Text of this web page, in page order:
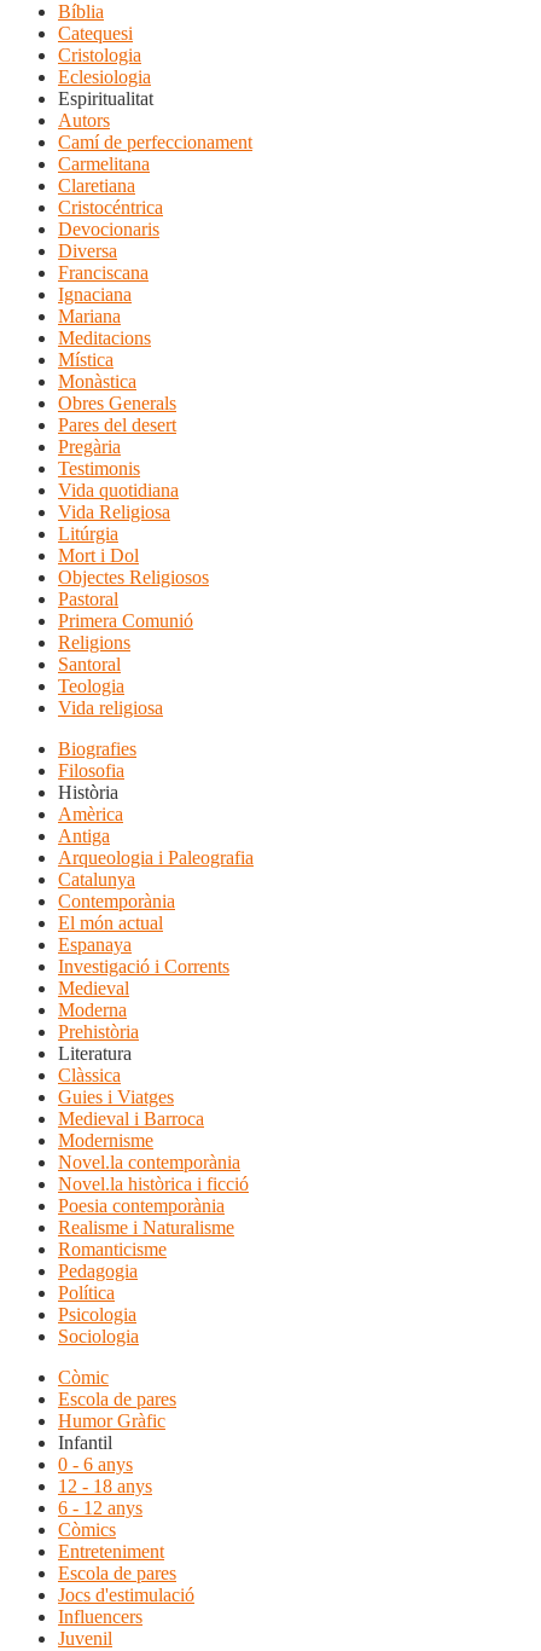
Bíblia
Catequesi
Cristologia
Eclesiologia
Espiritualitat
Autors
Camí de perfeccionament
Carmelitana
Claretiana
Cristocéntrica
Devocionaris
Diversa
Franciscana
Ignaciana
Mariana
Meditacions
Mística
Monàstica
Obres Generals
Pares del desert
Pregària
Testimonis
Vida quotidiana
Vida Religiosa
Litúrgia
Mort i Dol
Objectes Religiosos
Pastoral
Primera Comunió
Religions
Santoral
Teologia
Vida religiosa
Biografies
Filosofia
Història
Amèrica
Antiga
Arqueologia i Paleografia
Catalunya
Contemporània
El món actual
Espanaya
Investigació i Corrents
Medieval
Moderna
Prehistòria
Literatura
Clàssica
Guies i Viatges
Medieval i Barroca
Modernisme
Novel.la contemporània
Novel.la històrica i ficció
Poesia contemporània
Realisme i Naturalisme
Romanticisme
Pedagogia
Política
Psicologia
Sociologia
Còmic
Escola de pares
Humor Gràfic
Infantil
0 - 6 anys
12 - 18 anys
6 - 12 anys
Còmics
Entreteniment
Escola de pares
Jocs d'estimulació
Influencers
Juvenil